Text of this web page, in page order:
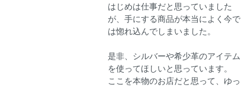
はじめは仕事だと思っていました
が、手にする商品が本当によく今で
は惚れ込んでしまいました。
是非、シルバーや希少革のアイテム
を使ってほしいと思っています。
ここを本物のお店だと思って、ゆっ